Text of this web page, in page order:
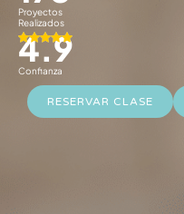
Proyectos
Realizados
Confianza
4.9
RESERVAR CLASE